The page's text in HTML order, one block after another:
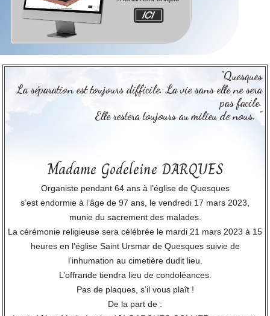
"Quesques
La séparation est toujours difficile. La vie sans elle ne sera
pas facile.
Elle restera toujours au milieu de nous. "
Madame Godeleine DARQUES
Organiste pendant 64 ans à l’église de Quesques
s’est endormie à l’âge de 97 ans, le vendredi 17 mars 2023,
munie du sacrement des malades.
La cérémonie religieuse sera célébrée le mardi 21 mars 2023 à 15
heures en l’église Saint Ursmar de Quesques suivie de
l’inhumation au cimetière dudit lieu.
L’offrande tiendra lieu de condoléances.
Pas de plaques, s’il vous plaît !
De la part de :